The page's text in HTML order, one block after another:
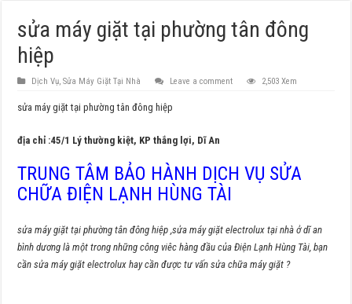
sửa máy giặt tại phường tân đông
hiệp
Dịch Vụ,Sửa Máy Giặt Tại Nhà Leave a comment 2,503 Xem
sửa máy giặt tại phường tân đông hiệp
địa chỉ :45/1 Lý thường kiệt, KP thắng lợi, Dĩ An
TRUNG TÂM BẢO HÀNH DỊCH VỤ SỬA
CHỮA ĐIỆN LẠNH HÙNG TÀI
sửa máy giặt tại phường tân đông hiệp ,sửa máy giặt electrolux tại nhà ở dĩ an
bình dương là một trong những công viêc hàng đầu của Điện Lạnh Hùng Tài, bạn
cần sửa máy giặt electrolux hay cần được tư vấn sửa chữa máy giặt ?